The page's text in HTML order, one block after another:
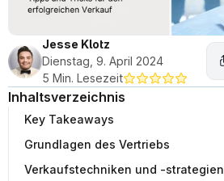
Jesse Klotz
Dienstag, 9. April 2024
5 Min. Lesezeit
Inhaltsverzeichnis
Key Takeaways
Grundlagen des Vertriebs
Verkaufstechniken und -strategien